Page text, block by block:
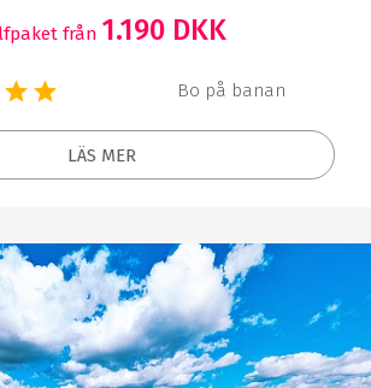
från 1.190 DKK
Bo på banan
LÄS MER